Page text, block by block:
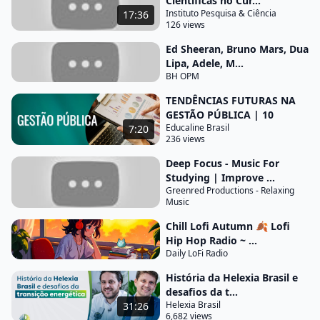
sustentabilidade energética ganh um destaque
cada vez maior Isso significa que as políticas
públicas devem levar em consideração o impacto
ambiental da geração e consumo de energia a
gestão pública tem um papel importante na
promoção de energias renováveis e na
implementação de medidas para reduzir a
dependência de combustíveis fósseis nesse sentido
a transição energética para Fontes mais limpas e
sustentáveis se tornou uma parte fundamental das
políticas públicas de energia este processo envolve
Como solar e eólica
e a criação de incentivos para a produção e o uso
dessas formas de energia porém a transição
energética também apresenta desafios por
exemplo a variabilidade da produção de energia de
17:36
Instituto Pesquisa & Ciência
126 views
Ed Sheeran, Bruno Mars, Dua
Lipa, Adele, M...
BH OPM
7:20
TENDÊNCIAS FUTURAS NA
GESTÃO PÚBLICA | 10
Educaline Brasil
236 views
Deep Focus - Music For
Studying | Improve ...
Greenred Productions - Relaxing
Music
Chill Lofi Autumn 🍂 Lofi
Hip Hop Radio ~ ...
Daily LoFi Radio
31:26
História da Helexia Brasil e
desafios da t...
Helexia Brasil
6,682 views